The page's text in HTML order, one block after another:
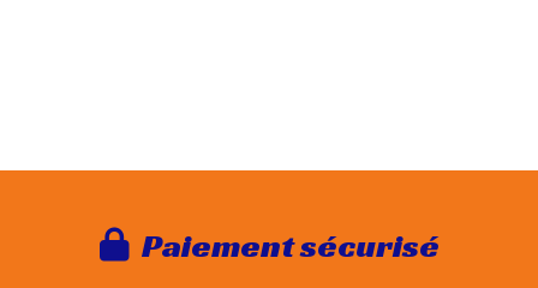
Paiement sécurisé